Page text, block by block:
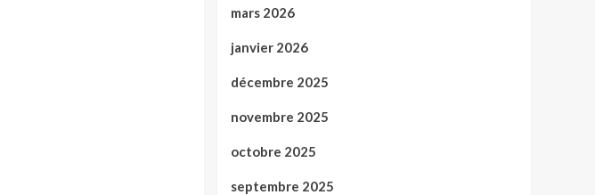
mars 2026
janvier 2026
décembre 2025
novembre 2025
octobre 2025
septembre 2025